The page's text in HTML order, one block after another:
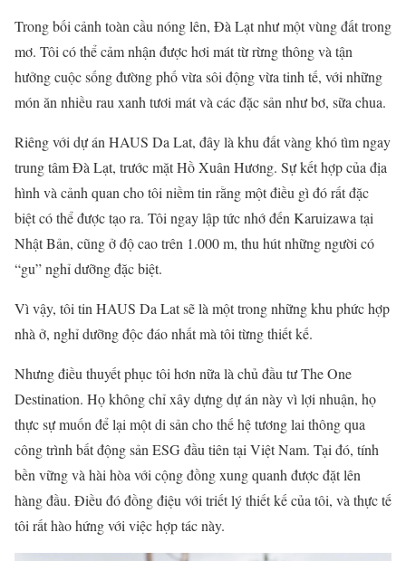
Trong bối cảnh toàn cầu nóng lên, Đà Lạt như một vùng đất trong
mơ. Tôi có thể cảm nhận được hơi mát từ rừng thông và tận
hưởng cuộc sống đường phố vừa sôi động vừa tinh tế, với những
món ăn nhiều rau xanh tươi mát và các đặc sản như bơ, sữa chua.
Riêng với dự án HAUS Da Lat, đây là khu đất vàng khó tìm ngay
trung tâm Đà Lạt, trước mặt Hồ Xuân Hương. Sự kết hợp của địa
hình và cảnh quan cho tôi niềm tin rằng một điều gì đó rất đặc
biệt có thể được tạo ra. Tôi ngay lập tức nhớ đến Karuizawa tại
Nhật Bản, cũng ở độ cao trên 1.000 m, thu hút những người có
“gu” nghỉ dưỡng đặc biệt.
Vì vậy, tôi tin HAUS Da Lat sẽ là một trong những khu phức hợp
nhà ở, nghỉ dưỡng độc đáo nhất mà tôi từng thiết kế.
Nhưng điều thuyết phục tôi hơn nữa là chủ đầu tư The One
Destination. Họ không chỉ xây dựng dự án này vì lợi nhuận, họ
thực sự muốn để lại một di sản cho thế hệ tương lai thông qua
công trình bất động sản ESG đầu tiên tại Việt Nam. Tại đó, tính
bền vững và hài hòa với cộng đồng xung quanh được đặt lên
hàng đầu. Điều đó đồng điệu với triết lý thiết kế của tôi, và thực tế
tôi rất hào hứng với việc hợp tác này.